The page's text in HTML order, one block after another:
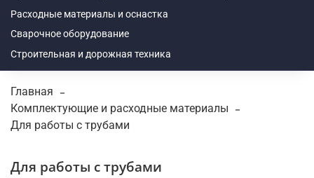
Расходные материалы и оснастка
Сварочное оборудование
Строительная и дорожная техника
Главная
Комплектующие и расходные материалы
Для работы с трубами
Для работы с трубами